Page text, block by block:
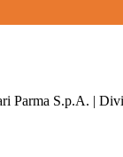
Parma S.p.A. |